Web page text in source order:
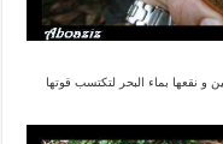
و نقعها بماء البحر لتكتسب قوتها